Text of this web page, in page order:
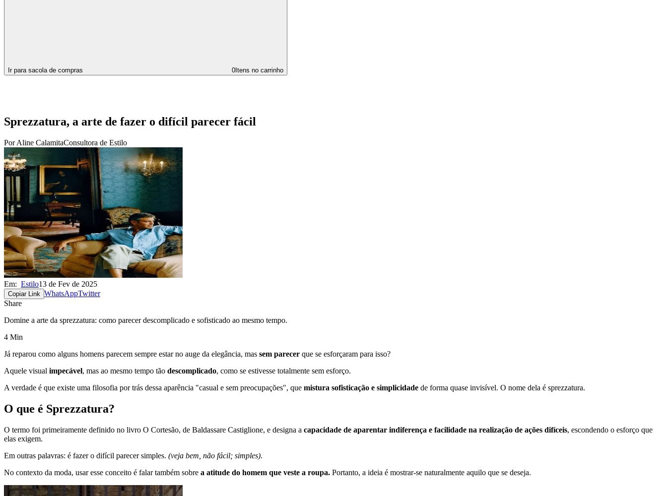
Ir para sacola de compras 0 Itens no carrinho
Sprezzatura, a arte de fazer o difícil parecer fácil
PorAline CalamitaConsultora de Estilo
Em: Estilo13 de Fev de 2025
Copiar Link WhatsAppTwitter
Share
Domine a arte da sprezzatura: como parecer descomplicado e sofisticado ao mesmo tempo.
4 Min
Já reparou como alguns homens parecem sempre estar no auge da elegância, mas sem parecer que se esforçaram para isso?
Aquele visual impecável, mas ao mesmo tempo tão descomplicado, como se estivesse totalmente sem esforço.
A verdade é que existe uma filosofia por trás dessa aparência "casual e sem preocupações", que mistura sofisticação e simplicidade de forma quase invisível. O nome dela é sprezzatura.
O que é Sprezzatura?
O termo foi primeiramente definido no livro O Cortesão, de Baldassare Castiglione, e designa a capacidade de aparentar indiferença e facilidade na realização de ações difíceis, escondendo o esforço que
elas exigem.
Em outras palavras: é fazer o difícil parecer simples. (veja bem, não fácil; simples).
No contexto da moda, usar esse conceito é falar também sobre a atitude do homem que veste a roupa. Portanto, a ideia é mostrar-se naturalmente aquilo que se deseja.